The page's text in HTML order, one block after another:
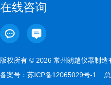
在线咨询
版权所有 © 2026 常州朗越仪器制
备案号： 苏ICP备12065029号-1 总